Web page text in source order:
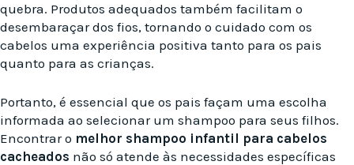
quebra. Produtos adequados também facilitam o
desembaraçar dos fios, tornando o cuidado com os
cabelos uma experiência positiva tanto para os pais
quanto para as crianças.
Portanto, é essencial que os pais façam uma escolha
informada ao selecionar um shampoo para seus filhos.
Encontrar o melhor shampoo infantil para cabelos
cacheados não só atende às necessidades específicas